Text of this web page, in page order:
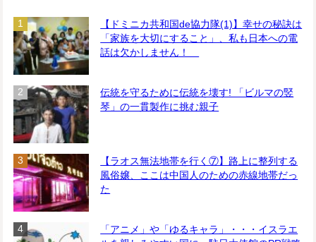
【ドミニカ共和国de協力隊(1)】幸せの秘訣は
「家族を大切にすること」、私も日本への電
話は欠かしません！
伝統を守るために伝統を壊す! 「ビルマの竪
琴」の一貫製作に挑む親子
【ラオス無法地帯を行く⑦】路上に整列する
風俗嬢、ここは中国人のための赤線地帯だっ
た
「アニメ」や「ゆるキャラ」・・・イスラエ